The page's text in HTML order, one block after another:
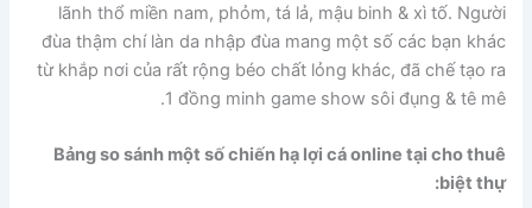
lãnh thổ miền nam, phỏm, tá lả, mậu binh & xì tố. Người
đùa thậm chí làn da nhập đùa mang một số các bạn khác
từ khắp nơi của rất rộng béo chất lỏng khác, đã chế tạo ra
1 đồng minh game show sôi đụng & tê mê.
Bảng so sánh một số chiến hạ lợi cá online tại cho thuê
biệt thự: